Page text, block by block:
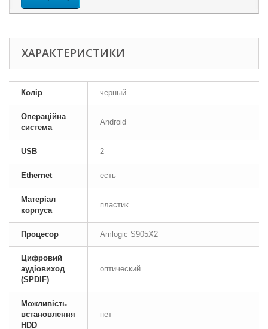
ХАРАКТЕРИСТИКИ
Колір черный
Операційна
система
Android
USB 2
Ethernet есть
Матеріал
корпуса
пластик
Процесор Amlogic S905X2
Цифровий
аудіовиход
(SPDIF)
оптический
Можливість
встановлення
HDD
нет